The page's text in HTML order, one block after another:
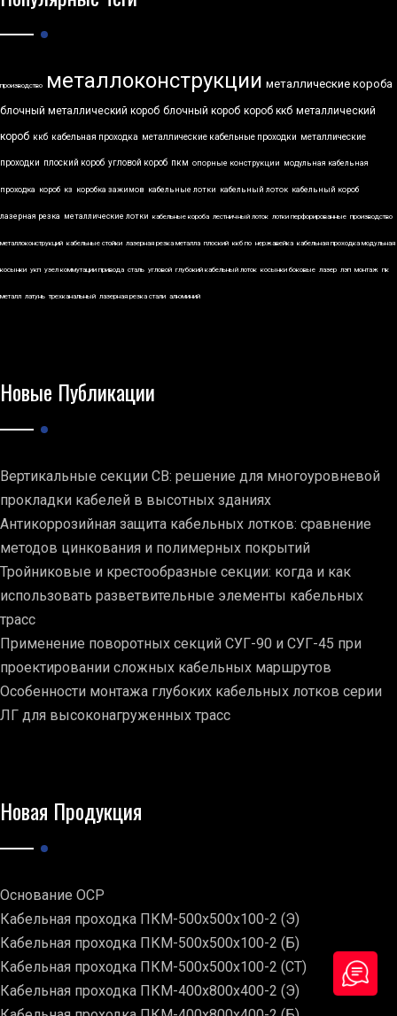
производство металлоконструкции металлические короба
блочный металлический короб блочный короб короб ккб металлический
короб ккб кабельная проходка металлические кабельные проходки металлические
проходки плоский короб угловой короб пкм опорные конструкции модульная кабельная
проходка короб кз коробка зажимов кабельные лотки кабельный лоток кабельный короб
лазерная резка металлические лотки кабельные короба лестничный лоток лотки перфорированные производство
металлоконструкций кабельные стойки лазерная резка металла плоский ккб по нержавейка кабельная проходка модульная
косынки укп узел коммутации привода сталь угловой глубокий кабельный лоток косынки боковые лазер лэп монтаж пк
металл латунь трехканальный лазерная резка стали алюминий
Новые Публикации
Вертикальные секции СВ: решение для многоуровневой
прокладки кабелей в высотных зданиях
Антикоррозийная защита кабельных лотков: сравнение
методов цинкования и полимерных покрытий
Тройниковые и крестообразные секции: когда и как
использовать разветвительные элементы кабельных
трасс
Применение поворотных секций СУГ-90 и СУГ-45 при
проектировании сложных кабельных маршрутов
Особенности монтажа глубоких кабельных лотков серии
ЛГ для высоконагруженных трасс
Новая Продукция
Основание ОСР
Кабельная проходка ПКМ-500х500х100-2 (Э)
Кабельная проходка ПКМ-500х500х100-2 (Б)
Кабельная проходка ПКМ-500х500х100-2 (СТ)
Кабельная проходка ПКМ-400х800х400-2 (Э)